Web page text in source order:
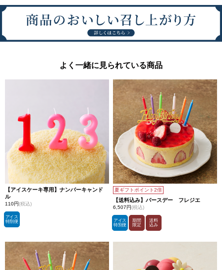
よく一緒に見られている商品
【アイスケーキ専用】ナンバーキャンド
ル
110円(税込)
アイス
特別便
夏ギフトポイント2倍
【送料込み】バースデー フレジエ
6,507円(税込)
アイス
特別便
期間
限定
送料
込み